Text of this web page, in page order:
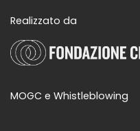
Realizzato da
MOGC e Whistleblowing